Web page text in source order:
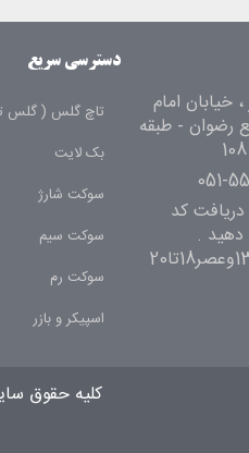
خیابان امام
4 - مجتمع رضوان - طبقه
051-
- برای دریافت کد
دهید .
دسترسی سریع
تاچ گلس ( گلس
بک لایت
سوکت شارژ
سوکت سیم
سوکت رم
اسپیکر و بازر
کلیه حقوق